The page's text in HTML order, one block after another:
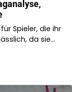
Spieler, die ihr
da sie…